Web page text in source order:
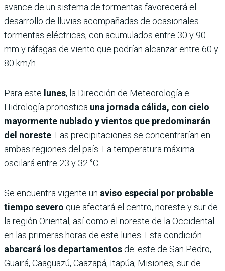
avance de un sistema de tormentas favorecerá el
desarrollo de lluvias acompañadas de ocasionales
tormentas eléctricas, con acumulados entre 30 y 90
mm y ráfagas de viento que podrían alcanzar entre 60 y
80 km/h.
Para este lunes, la Dirección de Meteorología e
Hidrología pronostica una jornada cálida, con cielo
mayormente nublado y vientos que predominarán
del noreste . Las precipitaciones se concentrarían en
ambas regiones del país. La temperatura máxima
oscilará entre 23 y 32 °C.
Se encuentra vigente un aviso especial por probable
tiempo severo que afectará el centro, noreste y sur de
la región Oriental, así como el noreste de la Occidental
en las primeras horas de este lunes. Esta condición
abarcará los departamentos de: este de San Pedro,
Guairá, Caaguazú, Caazapá, Itapúa, Misiones, sur de